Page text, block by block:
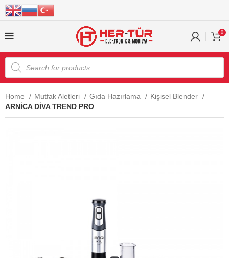
0
Home Mutfak Aletleri Gıda Hazırlama
Kişisel Blender
ARNİCA DİVA TREND PRO